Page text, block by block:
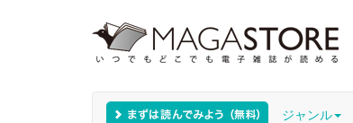
ジャンル